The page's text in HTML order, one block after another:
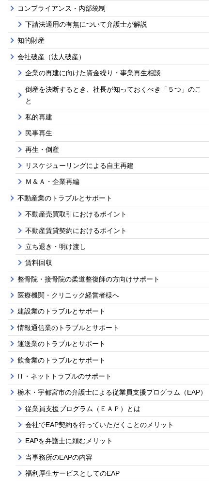
コンプライアンス・内部統制
下請法適用の有無について弁護士が解説
知的財産
会社破産（法人破産）
企業の再建に向けた資金繰り・事業再生相談
倒産を決断するとき、社長が知っておくべき「５つ」のこ
と
私的再建
民事再生
再生・倒産
リスケジューリングによる自主再建
Ｍ＆Ａ・企業再編
不動産業のトラブルとサポート
不動産売買取引におけるポイント
不動産賃貸契約におけるポイント
立ち退き・明け渡し
賃料回収
整骨院・接骨院の柔道整復師の方向けサポート
医療機関・クリニック経営者様へ
建設業のトラブルとサポート
情報通信業のトラブルとサポート
運送業のトラブルとサポート
飲食業のトラブルとサポート
IT・ネットトラブルのサポート
栃木・宇都宮市の弁護士による従業員支援プログラム（EAP）
従業員支援プログラム（ＥＡＰ）とは
会社でEAP契約を行っていただくことのメリット
EAPを弁護士に頼むメリット
当事務所のEAPの内容
福利厚生サービスとしてのEAP